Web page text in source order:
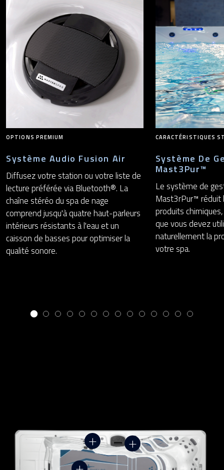
OPTIONS PREMIUM
Système Audio Fusion Air
Diffusez votre station ou votre liste de
lecture préférée via Bluetooth®. La
chaîne stéréo du spa de nage
comprend jusqu'à quatre haut-parleurs
intérieurs résistants à l'eau et un
caisson de basses pour optimiser la
qualité sonore.
CARACTÉRISTIQUES
Système De
Mast3Pur™
Le système de
Mast3rPur™ réduit
produits
que vous devez
naturellement la
votre spa.